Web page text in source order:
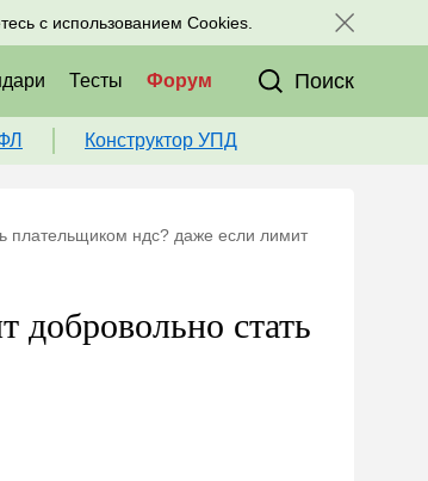
с использованием Cookies.
к нам в соц. сетях:
Тесты Форум Поиск
Конструктор УПД
плательщиком ндс? даже если лимит
стать